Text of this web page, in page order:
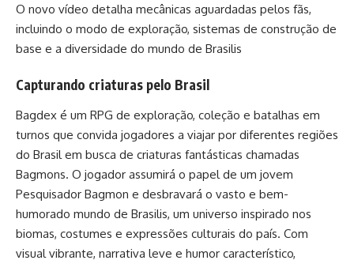
O novo vídeo detalha mecânicas aguardadas pelos fãs,
incluindo o modo de exploração, sistemas de construção de
base e a diversidade do mundo de Brasilis
Capturando criaturas pelo Brasil
Bagdex é um RPG de exploração, coleção e batalhas em
turnos que convida jogadores a viajar por diferentes regiões
do Brasil em busca de criaturas fantásticas chamadas
Bagmons. O jogador assumirá o papel de um jovem
Pesquisador Bagmon e desbravará o vasto e bem-
humorado mundo de Brasilis, um universo inspirado nos
biomas, costumes e expressões culturais do país. Com
visual vibrante, narrativa leve e humor característico,